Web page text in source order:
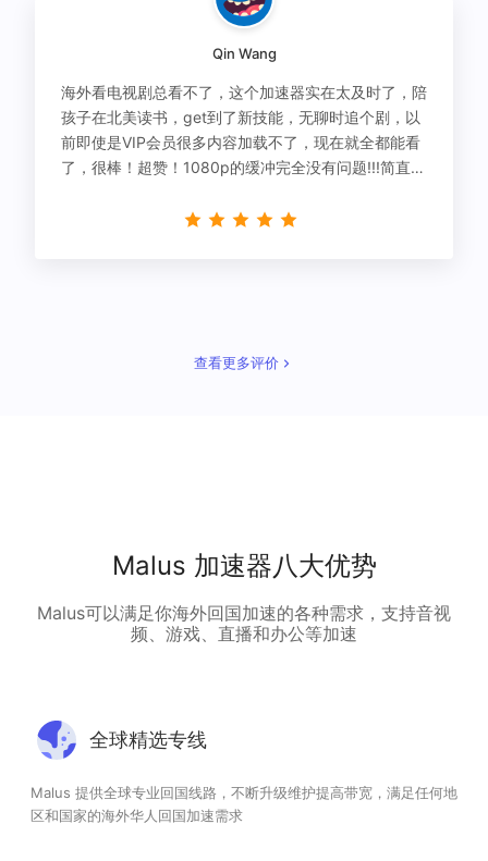
Qin Wang
海外看电视剧总看不了，这个加速器实在太及时了，陪
孩子在北美读书，get到了新技能，无聊时追个剧，以
前即使是VIP会员很多内容加载不了，现在就全都能看
了，很棒！超赞！1080p的缓冲完全没有问题!!!简直救
查看更多评价
Malus 加速器八大优势
Malus可以满足你海外回国加速的各种需求，支持音视
频、游戏、直播和办公等加速
全球精选专线
Malus 提供全球专业回国线路，不断升级维护提高带宽，满足任何地
区和国家的海外华人回国加速需求